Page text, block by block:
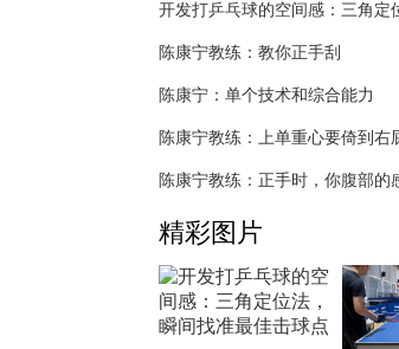
陈康宁教练：教你正手刮
陈康宁：单个技术和综合能力
精彩图片